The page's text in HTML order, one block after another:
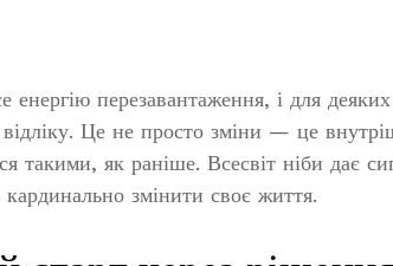
енергію перезавантаження, і для
Це не просто зміни — це
такими, як раніше. Всесвіт ніби дає
змінити своє життя.